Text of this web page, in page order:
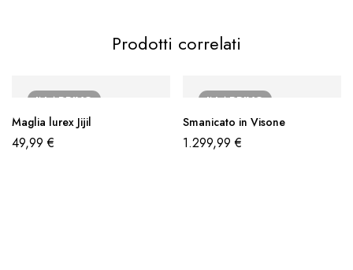
Prodotti correlati
IN ARRIVO
Maglia lurex Jijil
49,99€
IN ARRIVO
Smanicato in Visone
1.299,99€